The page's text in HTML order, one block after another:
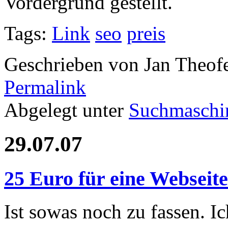
Tags: Link seo preis
Geschrieben von Jan
Permalink
Abgelegt unter
29.07.07
25 Euro für eine Webseite
Ist sowas noch zu fassen.